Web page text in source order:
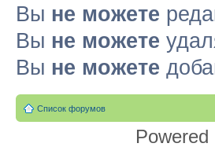
Вы не можете
Вы не можете
Вы не можете
Список форумов
Powered